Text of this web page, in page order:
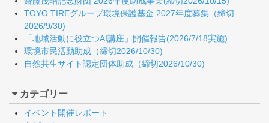
TOYO TIREグループ環境保護基金 2027年度募集（締切
2026/9/30)
「地域活動に役立つAI講座」開催報告(2026/7/18実施)
環境市民活動助成（締切2026/10/30)
自然共生サイト認定団体助成（締切2026/10/30)
カテゴリー
イベント開催レポート